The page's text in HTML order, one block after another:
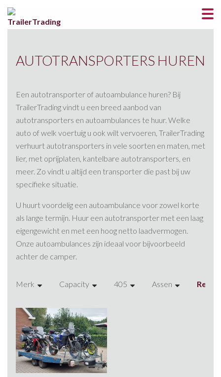
AUTOTRANSPORTERS HUREN
Een autotransporter of autoambulance huren? Bij
TrailerTrading vindt u een breed aanbod van
autotransporters en autoambulances te huur. Welke
auto of welk voertuig u ook wilt vervoeren, TrailerTrading
verhuurt autotransporters in vele soorten en maten, met
lier, met oprijplaten, kantelbare autotransporters, en
meer. Zo vindt u altijd een transporter die past bij uw
specifieke situatie.
U huurt voordelig een autoambulance voor zowel korte
als lange termijn. Huur een autotransporter met een laag
eigengewicht en met een hoog netto laadvermogen.
Onze autoambulances zijn ideaal voor bijvoorbeeld
achter de camper.
Merk
Brian James
Ifor Williams
Trailer Trading
Capacity
1400
2000 kg
2500
405
Assen
Reset